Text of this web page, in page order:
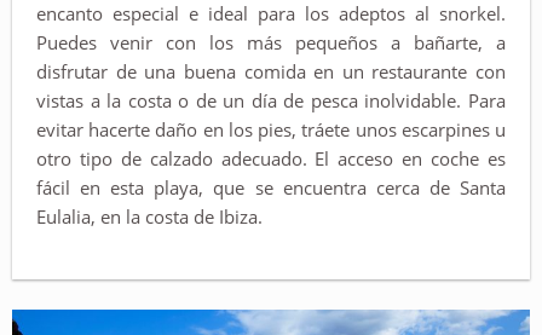
encanto especial e ideal para los adeptos al snorkel.
Puedes venir con los más pequeños a bañarte, a
disfrutar de una buena comida en un restaurante con
vistas a la costa o de un día de pesca inolvidable. Para
evitar hacerte daño en los pies, tráete unos escarpines u
otro tipo de calzado adecuado. El acceso en coche es
fácil en esta playa, que se encuentra cerca de Santa
Eulalia, en la costa de Ibiza.